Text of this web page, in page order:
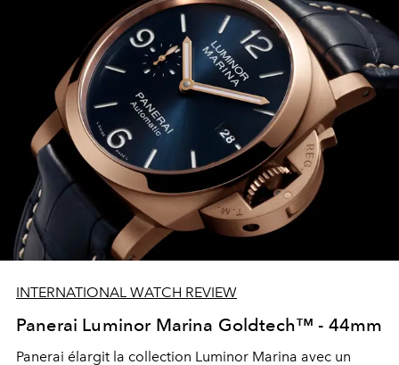
INTERNATIONAL WATCH REVIEW
Panerai Luminor Marina Goldtech™ - 44mm
Panerai élargit la collection Luminor Marina avec un